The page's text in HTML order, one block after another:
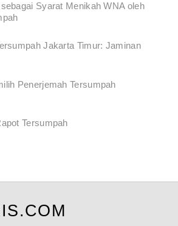
Syarat Menikah WNA oleh
Jakarta Timur: Jaminan
Penerjemah Tersumpah
Tersumpah